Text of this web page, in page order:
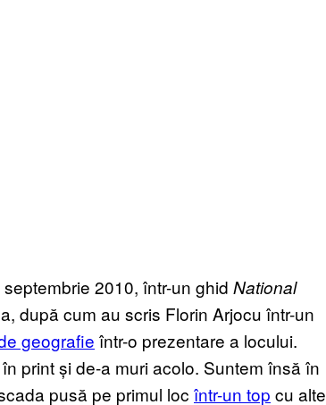
2010, într-un ghid National
după cum au scris Florin Arjocu într-un
geografie într-o prezentare a locului.
print și de-a muri acolo. Suntem însă în
pusă pe primul loc într-un top cu alte